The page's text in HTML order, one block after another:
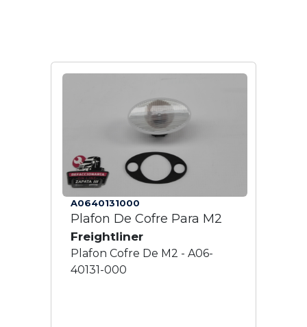
A0640131000
Plafon De Cofre Para M2
Freightliner
Plafon Cofre De M2 - A06-
40131-000